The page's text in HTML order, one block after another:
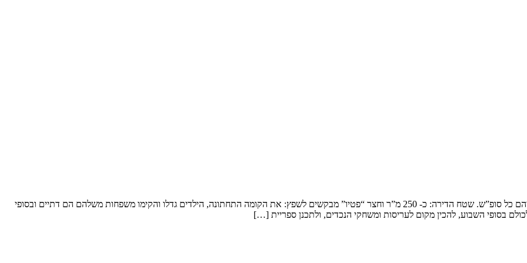
שיפוץ דופלקס בירושלים המשפחה: זוג שמארח את 4 הילדים ובני משפחותיהם כל סופ”ש. שטח הדירה: כ- 250 מ”ר וחצר “פטיו” מבקשים לשפץ: את הקומה התחתונה, הילדים גדלו והקימו משפחות משלהם הם דתיים ובסופי
בסופי השבוע, להכין מקום לעריסות ומשחקי הנכדים, ולתכנן ספריית […]